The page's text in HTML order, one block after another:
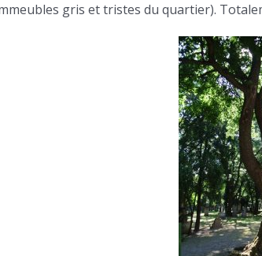
gris et tristes du quartier).